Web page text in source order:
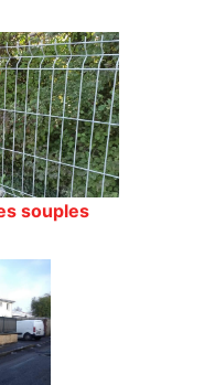
souples